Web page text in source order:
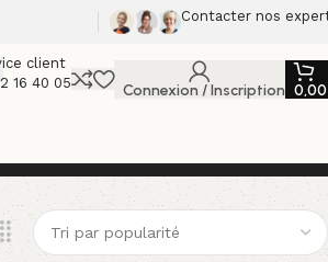
Contacter nos
client
16 40 05
Connexion / Inscription